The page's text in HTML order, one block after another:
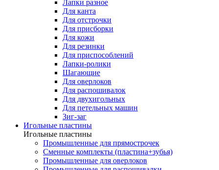
Лапки разное
Для канта
Для отстрочки
Для присборки
Для кожи
Для резинки
Для приспособлений
Лапки-ролики
Шагающие
Для оверлоков
Для распошивалок
Для двухигольных
Для петельных машин
Зиг-заг
Игольные пластины
Игольные пластины
Промышленные для прямострочек
Сменные комплекты (пластина+зубья)
Промышленные для оверлоков